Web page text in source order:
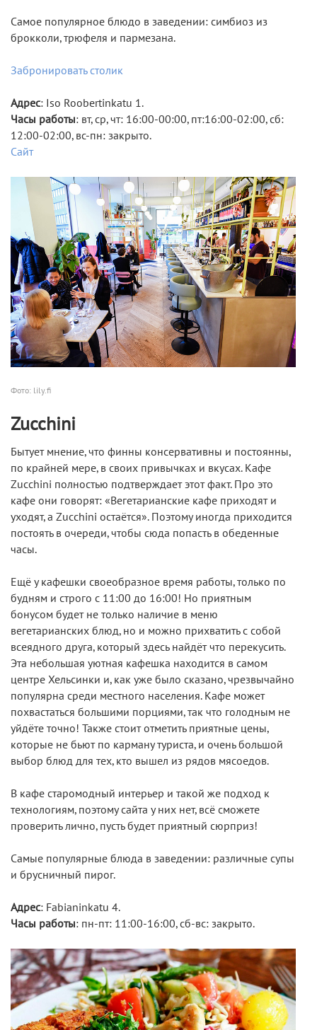
Самое популярное блюдо в заведении: симбиоз из
брокколи, трюфеля и пармезана.
Забронировать столик
Адрес: Iso Roobertinkatu 1.
Часы работы: вт, ср, чт: 16:00-00:00, пт:16:00-02:00, сб:
12:00-02:00, вс-пн: закрыто.
Сайт
Фото: lily.fi
Zucchini
Бытует мнение, что финны консервативны и постоянны,
по крайней мере, в своих привычках и вкусах. Кафе
Zucchini полностью подтверждает этот факт. Про это
кафе они говорят: «Вегетарианские кафе приходят и
уходят, а Zucchini остаётся». Поэтому иногда приходится
постоять в очереди, чтобы сюда попасть в обеденные
часы.
Ещё у кафешки своеобразное время работы, только по
будням и строго с 11:00 до 16:00! Но приятным
бонусом будет не только наличие в меню
вегетарианских блюд, но и можно прихватить с собой
всеядного друга, который здесь найдёт что перекусить.
Эта небольшая уютная кафешка находится в самом
центре Хельсинки и, как уже было сказано, чрезвычайно
популярна среди местного населения. Кафе может
похвастаться большими порциями, так что голодным не
уйдёте точно! Также стоит отметить приятные цены,
которые не бьют по карману туриста, и очень большой
выбор блюд для тех, кто вышел из рядов мясоедов.
В кафе старомодный интерьер и такой же подход к
технологиям, поэтому сайта у них нет, всё сможете
проверить лично, пусть будет приятный сюрприз!
Самые популярные блюда в заведении: различные супы
и брусничный пирог.
Адрес: Fabianinkatu 4.
Часы работы: пн-пт: 11:00-16:00, сб-вс: закрыто.